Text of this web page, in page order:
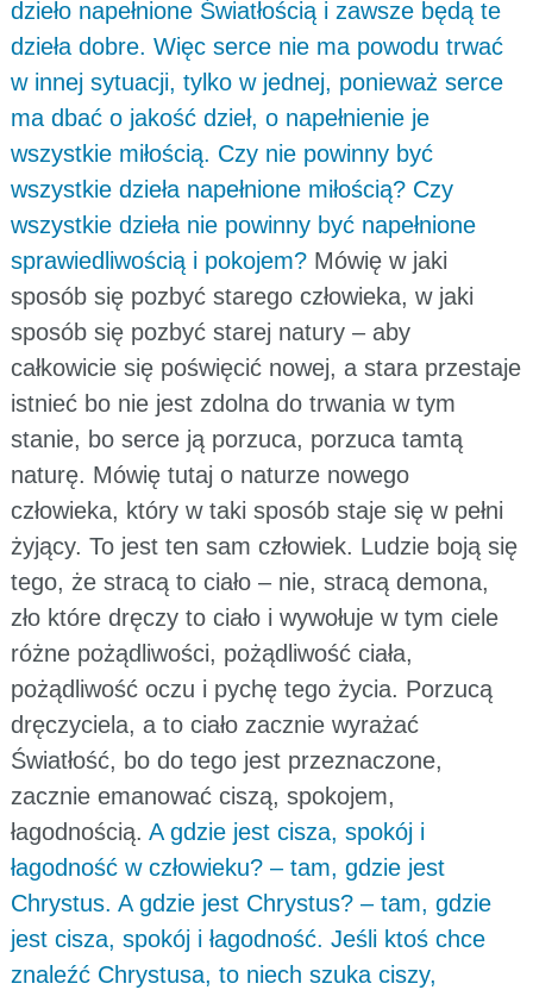
dzieło napełnione Światłością i zawsze będą te
dzieła dobre. Więc serce nie ma powodu trwać
w innej sytuacji, tylko w jednej, ponieważ serce
ma dbać o jakość dzieł, o napełnienie je
wszystkie miłością. Czy nie powinny być
wszystkie dzieła napełnione miłością? Czy
wszystkie dzieła nie powinny być napełnione
sprawiedliwością i pokojem?Mówię w jaki
sposób się pozbyć starego człowieka, w jaki
sposób się pozbyć starej natury – aby
całkowicie się poświęcić nowej, a stara przestaje
istnieć bo nie jest zdolna do trwania w tym
stanie, bo serce ją porzuca, porzuca tamtą
naturę. Mówię tutaj o naturze nowego
człowieka, który w taki sposób staje się w pełni
żyjący. To jest ten sam człowiek. Ludzie boją się
tego, że stracą to ciało – nie, stracą demona,
zło które dręczy to ciało i wywołuje w tym ciele
różne pożądliwości, pożądliwość ciała,
pożądliwość oczu i pychę tego życia. Porzucą
dręczyciela, a to ciało zacznie wyrażać
Światłość, bo do tego jest przeznaczone,
zacznie emanować ciszą, spokojem,
łagodnością. A gdzie jest cisza, spokój i
łagodność w człowieku? – tam, gdzie jest
Chrystus. A gdzie jest Chrystus? – tam, gdzie
jest cisza, spokój i łagodność. Jeśli ktoś chce
znaleźć Chrystusa, to niech szuka ciszy,